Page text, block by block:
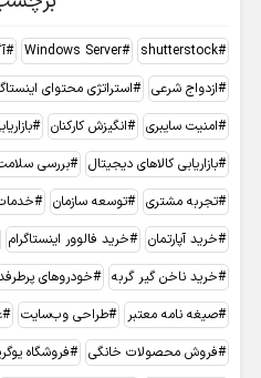
shutterstock
Windows Server
ازدواج شرعی
استراتژی محتوای
امنیت سایبری
انگیزش کارکنان
بازاریابی کالاهای دیجیتال
بررسی
تجربه مشتری
توسعه سازمان
خرید آپارتمان
خرید فالوور اینستاگرام
خرید ناخن گیر گربه
خودروهای
صیغه نامه معتبر
طراحی وب‌سایت
فروش محصولات خانگی
فروشگاه